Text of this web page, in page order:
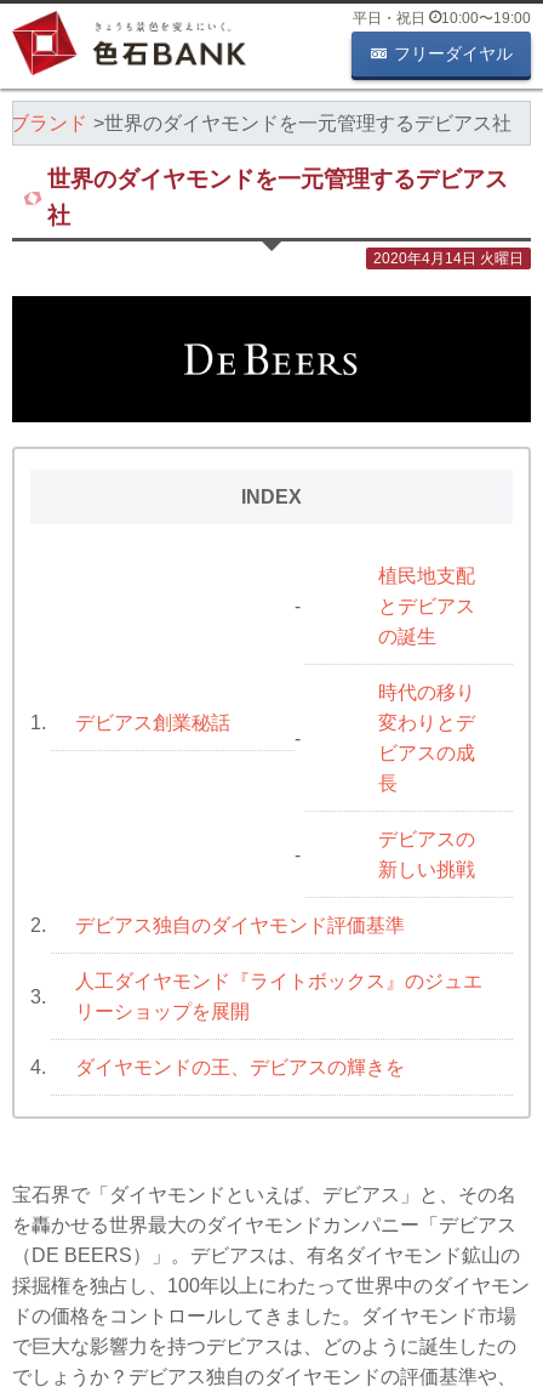
平日・祝日 10:00〜19:00
フリーダイヤル
ブランド 世界のダイヤモンドを一元管理するデビアス社
世界のダイヤモンドを一元管理するデビアス
社
2020年4月14日 火曜日
INDEX
1. デビアス創業秘話
-
植民地支配
とデビアス
の誕生
-
時代の移り
変わりとデ
ビアスの成
長
-
デビアスの
新しい挑戦
2. デビアス独自のダイヤモンド評価基準
3.
人工ダイヤモンド『ライトボックス』のジュエ
リーショップを展開
4. ダイヤモンドの王、デビアスの輝きを
宝石界で「ダイヤモンドといえば、デビアス」と、その名
を轟かせる世界最大のダイヤモンドカンパニー「デビアス
（DE BEERS）」。デビアスは、有名ダイヤモンド鉱山の
採掘権を独占し、100年以上にわたって世界中のダイヤモン
ドの価格をコントロールしてきました。ダイヤモンド市場
で巨大な影響力を持つデビアスは、どのように誕生したの
でしょうか？デビアス独自のダイヤモンドの評価基準や、